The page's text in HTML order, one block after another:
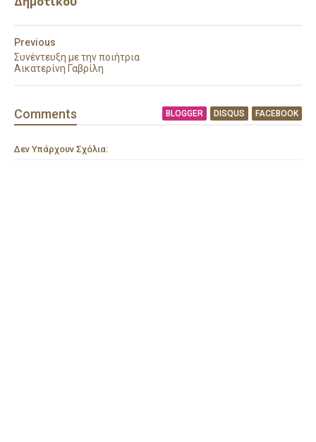
Previous
Συνέντευξη με την ποιήτρια
Αικατερίνη Γαβρίλη
Comments BLOGGER DISQUS FACEBOOK
Δεν Υπάρχουν Σχόλια: